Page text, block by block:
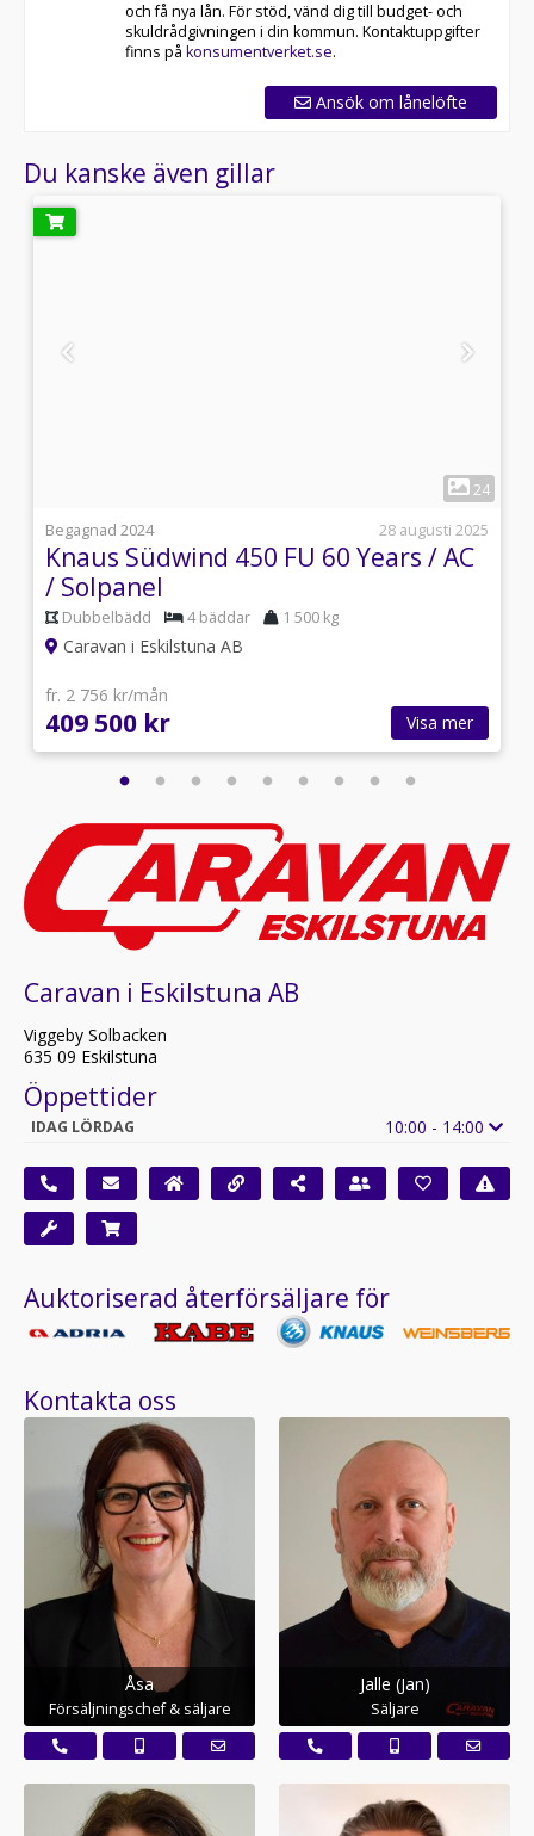
och få nya lån. För stöd, vänd dig till budget- och
skuldrådgivningen i din kommun. Kontaktuppgifter
finns på konsumentverket.se.
Ansök om lånelöfte
Du kanske även gillar
24
Begagnad 2024
28 augusti 2025
Knaus Südwind 450 FU 60 Years / AC
/ Solpanel
Dubbelbädd 4 bäddar 1 500 kg
Caravan i Eskilstuna AB
fr. 2 756 kr/mån
409 500 kr Visa mer
Caravan i Eskilstuna AB
Viggeby Solbacken
635 09 Eskilstuna
Öppettider
IDAG LÖRDAG 10:00 - 14:00
Auktoriserad återförsäljare för
Kontakta oss
Åsa
Försäljningschef & säljare
Jalle (Jan)
Säljare